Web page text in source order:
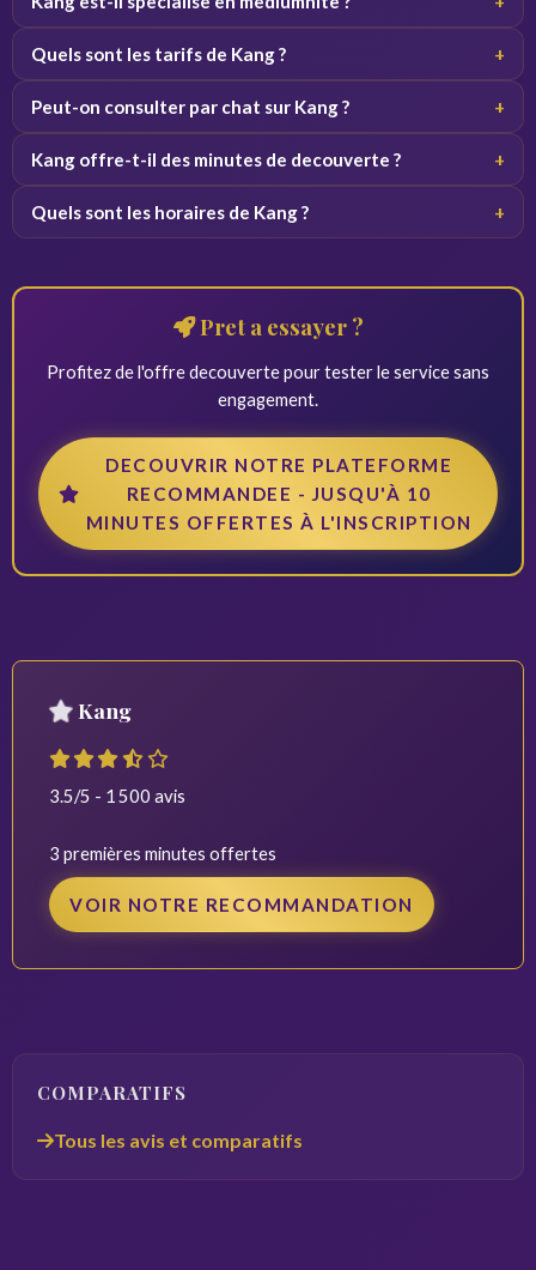
Quels sont les tarifs de Kang ?
+
haute du marche.
Peut-on consulter par chat sur Kang ?
+
l'email sont disponibles.
Kang offre-t-il des minutes de decouverte ?
+
Quels sont les horaires de Kang ?
+
Pret a essayer ?
Profitez de l'offre decouverte pour tester le service sans
engagement.
DECOUVRIR NOTRE PLATEFORME
RECOMMANDEE - JUSQU'À 10
MINUTES OFFERTES À L'INSCRIPTION
Kang
3.5/5 - 1 500 avis
3 premières minutes offertes
VOIR NOTRE RECOMMANDATION
COMPARATIFS
Tous les avis et comparatifs